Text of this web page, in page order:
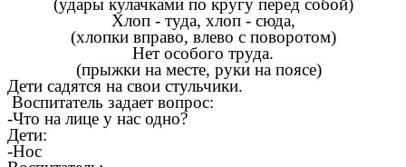
(удары кулачками по кругу перед собой)
Хлоп - туда, хлоп - сюда,
(хлопки вправо, влево с поворотом)
Нет особого труда.
(прыжки на месте, руки на поясе)
Дети садятся на свои стульчики.
Воспитатель задает вопрос:
-Что на лице у нас одно?
Дети:
-Нос